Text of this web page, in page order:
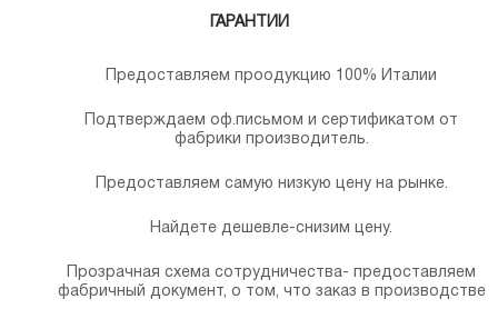
ГАРАНТИИ
Предоставляем проодукцию 100% Италии
Подтверждаем оф.письмом и сертификатом от
фабрики производитель.
Предоставляем самую низкую цену на рынке.
Найдете дешевле-снизим цену.
Прозрачная схема сотрудничества- предоставляем
фабричный документ, о том, что заказ в производстве